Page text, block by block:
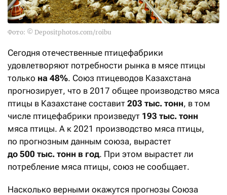
Фото: © Depositphotos.com/roibu
Сегодня отечественные птицефабрики
удовлетворяют потребности рынка в мясе птицы
только на 48%. Союз птицеводов Казахстана
прогнозирует, что в 2017 общее производство мяса
птицы в Казахстане составит 203 тыс. тонн, в том
числе птицефабрики произведут 193 тыс. тонн
мяса птицы. А к 2021 производство мяса птицы,
по прогнозным данным союза, вырастет
до 500 тыс. тонн в год. При этом вырастет ли
потребление мяса птицы, союз не сообщает.
Насколько верными окажутся прогнозы Союза